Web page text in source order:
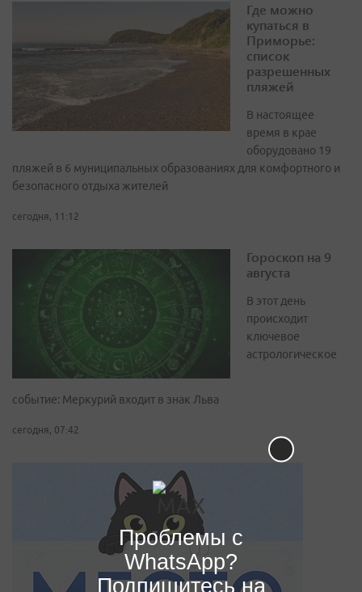
Где можно
купаться в
Приморье:
список
разрешенных
пляжей
В настоящее
время в крае
оборудовано 19
пляжей в 6 муниципальных образованиях для комфортного и
безопасного отдыха жителей
сегодня, 11:12
Гороскоп на 9
августа
В этот день
происходит
ключевое
астрологическое
событие: Меркурий входит в знак Льва
сегодня, 07:42
Проблемы с
WhatsApp?
Подпишитесь на